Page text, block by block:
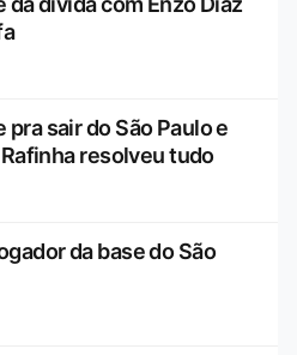
pra sair do São Paulo e
resolveu tudo
da base do São